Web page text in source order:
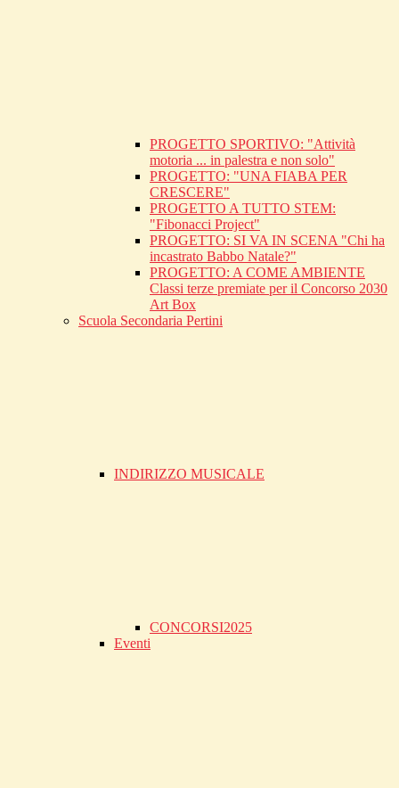
PROGETTO SPORTIVO: "Attività
motoria ... in palestra e non solo"
PROGETTO: "UNA FIABA PER
CRESCERE"
PROGETTO A TUTTO STEM:
"Fibonacci Project"
PROGETTO: SI VA IN SCENA "Chi ha
incastrato Babbo Natale?"
PROGETTO: A COME AMBIENTE
Classi terze premiate per il Concorso 2030
Art Box
Scuola Secondaria Pertini
INDIRIZZO MUSICALE
CONCORSI2025
Eventi